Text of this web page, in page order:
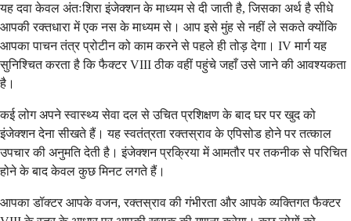
यह दवा केवल अंतःशिरा इंजेक्शन के माध्यम से दी जाती है, जिसका अर्थ है सीधे
आपकी रक्तधारा में एक नस के माध्यम से। आप इसे मुंह से नहीं ले सकते क्योंकि
आपका पाचन तंत्र प्रोटीन को काम करने से पहले ही तोड़ देगा। IV मार्ग यह
सुनिश्चित करता है कि फैक्टर VIII ठीक वहीं पहुंचे जहाँ उसे जाने की आवश्यकता
है।
कई लोग अपने स्वास्थ्य सेवा दल से उचित प्रशिक्षण के बाद घर पर खुद को
इंजेक्शन देना सीखते हैं। यह स्वतंत्रता रक्तस्राव के एपिसोड होने पर तत्काल
उपचार की अनुमति देती है। इंजेक्शन प्रक्रिया में आमतौर पर तकनीक से परिचित
होने के बाद केवल कुछ मिनट लगते हैं।
आपका डॉक्टर आपके वजन, रक्तस्राव की गंभीरता और आपके व्यक्तिगत फैक्टर